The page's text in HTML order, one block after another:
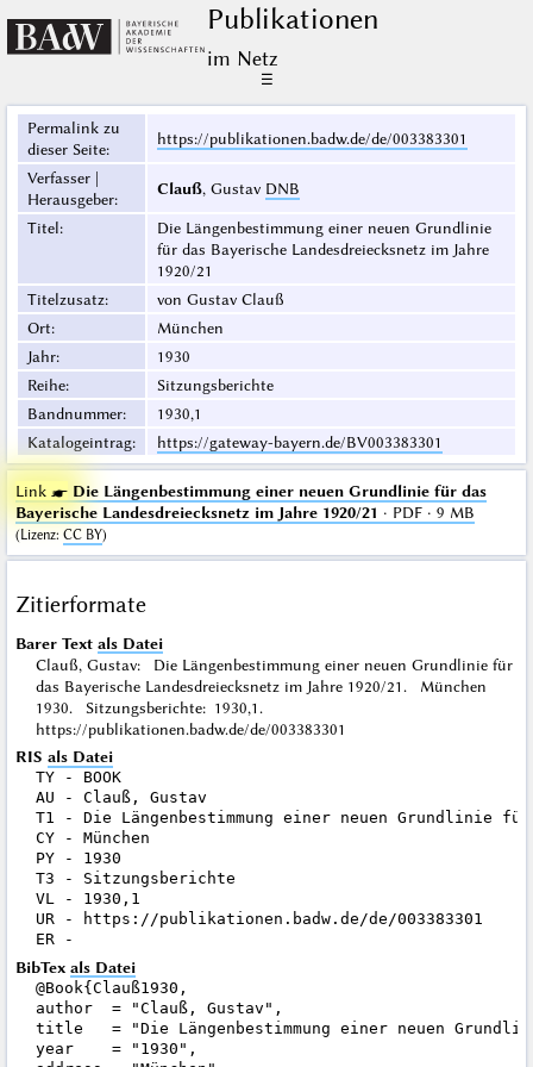
Publikationen
im Netz
☰
Permalink zu
dieser Seite:
https://publikationen.badw.de/de/003383301
Verfasser |
Herausgeber:
Clauß, Gustav DNB
Titel:
Die Längenbestimmung einer neuen Grundlinie
für das Bayerische Landesdreiecksnetz im Jahre
1920/21
Titelzusatz:
von Gustav Clauß
Ort:
München
Jahr:
1930
Reihe:
Sitzungsberichte
Bandnummer:
1930,1
Katalogeintrag: https://gateway-bayern.de/BV003383301
Link ☛ Die Längenbestimmung einer neuen Grundlinie für das
Bayerische Landesdreiecksnetz im Jahre 1920/21 · PDF · 9 MB
(Lizenz: CC BY)
Zitierformate
Barer Text als Datei
Clauß, Gustav: Die Längenbestimmung einer neuen Grundlinie für
das Bayerische Landesdreiecksnetz im Jahre 1920/21. München
1930. Sitzungsberichte: 1930,1.
https://publikationen.badw.de/de/003383301
RIS als Datei
TY - BOOK
AU - Clauß, Gustav
T1 - Die Längenbestimmung einer neuen Grundlinie
CY - München
PY - 1930
T3 - Sitzungsberichte
VL - 1930,1
UR - https://publikationen.badw.de/de/003383301
BibTex als Datei
@Book{Clauß1930,
author  = "Clauß, Gustav",
title   = "Die Längenbestimmung einer neuen
year    = "1930",